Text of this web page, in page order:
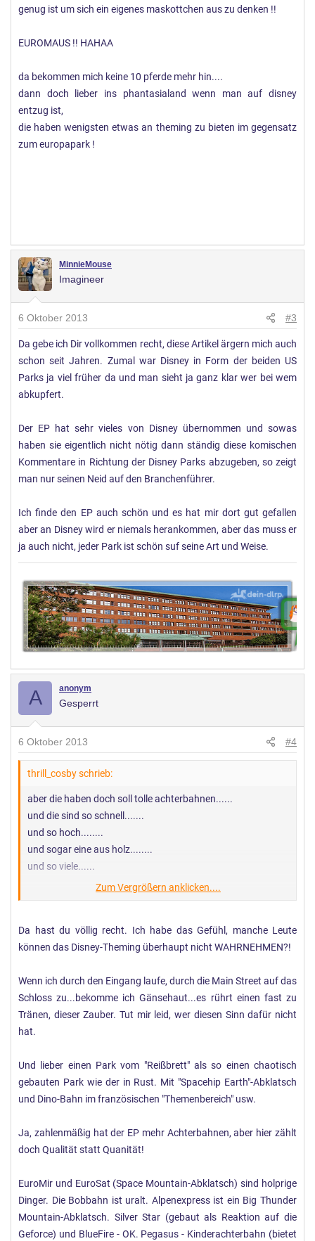
genug ist um sich ein eigenes maskottchen aus zu denken !!
EUROMAUS !! HAHAA
da bekommen mich keine 10 pferde mehr hin....
dann doch lieber ins phantasialand wenn man auf disney
entzug ist,
die haben wenigsten etwas an theming zu bieten im gegensatz
zum europapark !
MinnieMouse
Imagineer
6 Oktober 2013 #3
Da gebe ich Dir vollkommen recht, diese Artikel ärgern mich auch
schon seit Jahren. Zumal war Disney in Form der beiden US
Parks ja viel früher da und man sieht ja ganz klar wer bei wem
abkupfert.
Der EP hat sehr vieles von Disney übernommen und sowas
haben sie eigentlich nicht nötig dann ständig diese komischen
Kommentare in Richtung der Disney Parks abzugeben, so zeigt
man nur seinen Neid auf den Branchenführer.
Ich finde den EP auch schön und es hat mir dort gut gefallen
aber an Disney wird er niemals herankommen, aber das muss er
ja auch nicht, jeder Park ist schön suf seine Art und Weise.
A anonym
Gesperrt
6 Oktober 2013 #4
thrill_cosby schrieb:
aber die haben doch soll tolle achterbahnen......
und die sind so schnell.......
und so hoch........
und sogar eine aus holz........
und so viele......
...
allein das theming im disneyland ist unantastbar und sorgt
bei mir für absolutes wohlempfinden!
und es will bei mir einfach keine stimmung aufkommen.
Zum Vergrößern anklicken....
Da hast du völlig recht. Ich habe das Gefühl, manche Leute
können das Disney-Theming überhaupt nicht WAHRNEHMEN?!
Wenn ich durch den Eingang laufe, durch die Main Street auf das
Schloss zu...bekomme ich Gänsehaut...es rührt einen fast zu
Tränen, dieser Zauber. Tut mir leid, wer diesen Sinn dafür nicht
hat.
Und lieber einen Park vom "Reißbrett" als so einen chaotisch
gebauten Park wie der in Rust. Mit "Spacehip Earth"-Abklatsch
und Dino-Bahn im französischen "Themenbereich" usw.
Ja, zahlenmäßig hat der EP mehr Achterbahnen, aber hier zählt
doch Qualität statt Quanität!
EuroMir und EuroSat (Space Mountain-Abklatsch) sind holprige
Dinger. Die Bobbahn ist uralt. Alpenexpress ist ein Big Thunder
Mountain-Abklatsch. Silver Star (gebaut als Reaktion auf die
Geforce) und BlueFire - OK. Pegasus - Kinderachterbahn (bietet